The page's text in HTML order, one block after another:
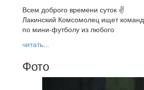
Всем доброго времени суток ✌
Лакинский Комсомолец ищет
по мини-футболу из любого
читать...
Фото